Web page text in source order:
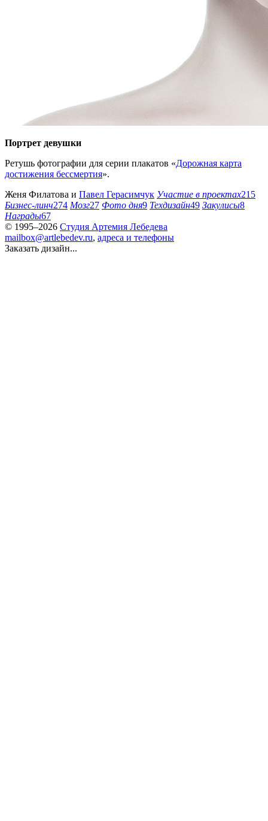
Портрет девушки
Ретушь фотографии для серии плакатов «Дорожная карта
достижения бессмертия».
Женя Филатова и Павел Герасимчук Участие в проектах215
Бизнес-линч274 Мозг27 Фото дня9 Техдизайн49 Закулисы8
Награды67
© 1995–2026 Студия Артемия Лебедева
mailbox@artlebedev.ru, адреса и телефоны
Заказать дизайн...